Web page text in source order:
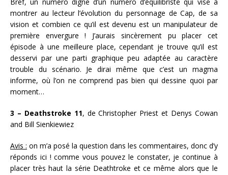
montrer au lecteur l’évolution du personnage de Cap, de sa
vision et combien ce qu’il est devenu est un manipulateur de
première envergure ! J’aurais sincèrement pu placer cet
épisode à une meilleure place, cependant je trouve qu’il est
desservi par une parti graphique peu adaptée au caractère
trouble du scénario. Je dirai même que c’est un magma
informe, où l’on ne comprend pas bien qui dessine quoi par
moment…
3 – Deathstroke 11, de Christopher Priest et Denys Cowan
and Bill Sienkiewiez
Avis : on m’a posé la question dans les commentaires, donc d’y
réponds ici ! comme vous pouvez le constater, je continue à
placer très haut la série Deathtroke et ce même alors que le